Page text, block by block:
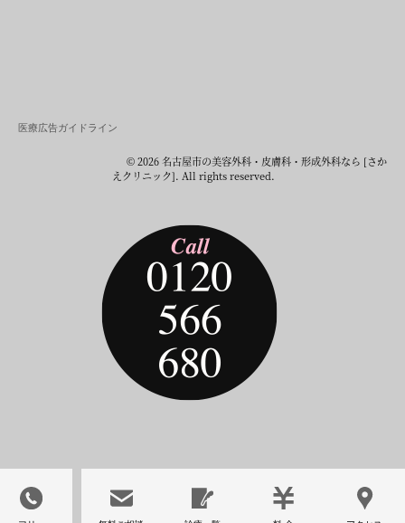
医療広告ガイドライン
© 2026 名古屋市の美容外科・皮膚科・形成外科なら [さか
えクリニック]. All rights reserved.